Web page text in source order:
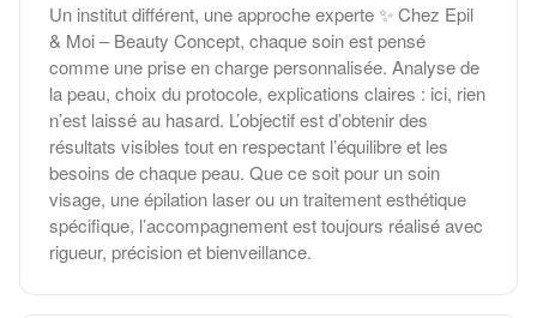
Un institut différent, une approche experte ✨ Chez Epil
& Moi – Beauty Concept, chaque soin est pensé
comme une prise en charge personnalisée. Analyse de
la peau, choix du protocole, explications claires : ici, rien
n’est laissé au hasard. L’objectif est d’obtenir des
résultats visibles tout en respectant l’équilibre et les
besoins de chaque peau. Que ce soit pour un soin
visage, une épilation laser ou un traitement esthétique
spécifique, l’accompagnement est toujours réalisé avec
rigueur, précision et bienveillance.